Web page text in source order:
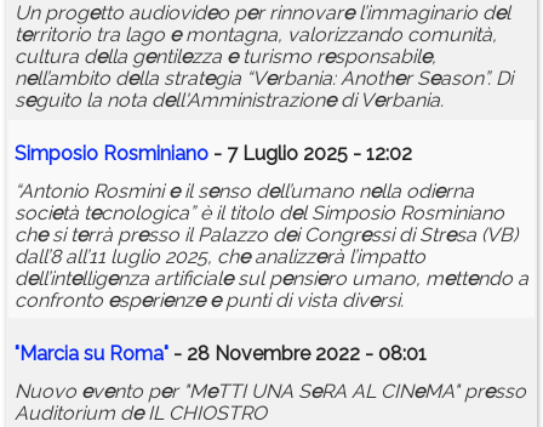
Un progetto audiovideo per rinnovarel’immaginario del
territorio tra lago emontagna, valorizzando comunità,
cultura della gentilezza eturismo responsabile,
nell’ambito della strategia “Verbania: Another Season”. Di
seguito la nota dell'Amministrazionedi Verbania.
Simposio Rosminiano - 7 Luglio 2025 - 12:02
“Antonio Rosminieil senso dell’umano nella odierna
società tecnologica” è il titolo del Simposio Rosminiano
chesi terrà presso il Palazzo dei Congressi di Stresa (VB)
dall’8 all’11 luglio 2025, cheanalizzerà l’impatto
dell’intelligenza artificialesul pensiero umano, mettendo a
confronto esperienze epunti di vista diversi.
"Marcia su Roma" - 28 Novembre 2022 - 08:01
Nuovo evento per "MeTTI UNA SeRA AL CINeMA" presso
Auditorium deIL CHIOSTRO